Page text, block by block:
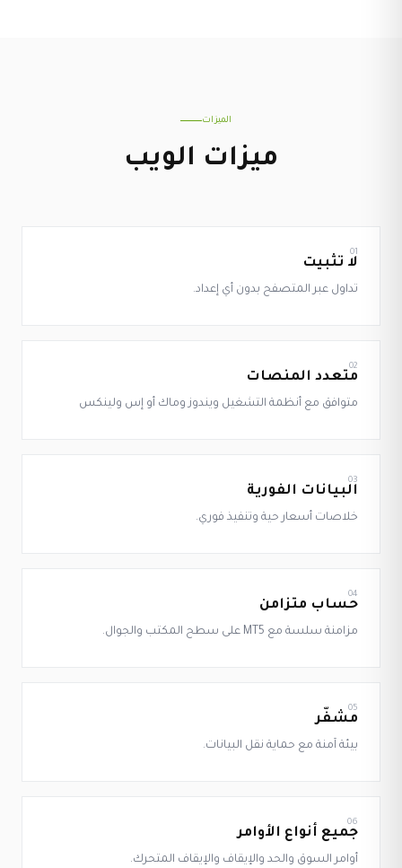
الميزات
ميزات الويب
01
لا تثبيت
تداول عبر المتصفح بدون أي إعداد.
02
متعدد المنصات
متوافق مع أنظمة التشغيل ويندوز وماك أو إس ولينكس
03
البيانات الفورية
خلاصات أسعار حية وتنفيذ فوري.
04
حساب متزامن
مزامنة سلسة مع MT5 على سطح المكتب والجوال.
05
مشفّر
بيئة آمنة مع حماية نقل البيانات.
06
جميع أنواع الأوامر
أوامر السوق والحد والإيقاف والإيقاف المتحرك.